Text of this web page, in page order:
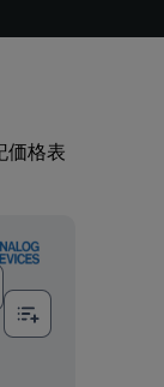
価格表